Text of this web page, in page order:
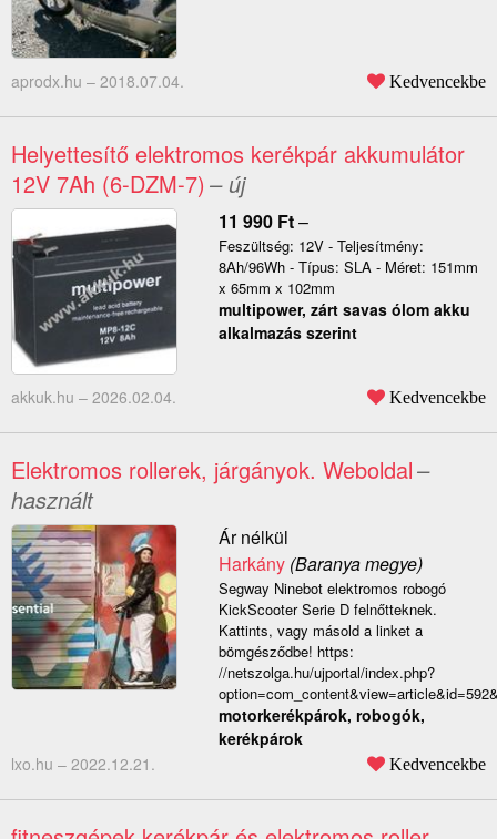
aprodx.hu – 2018.07.04. Kedvencekbe
Helyettesítő elektromos kerékpár akkumulátor
12V 7Ah (6-DZM-7) – új
11 990 Ft–
Feszültség: 12V - Teljesítmény:
8Ah/96Wh - Típus: SLA - Méret: 151mm
x 65mm x 102mm
multipower, zárt savas ólom akku
alkalmazás szerint
akkuk.hu – 2026.02.04. Kedvencekbe
Elektromos rollerek, járgányok. Weboldal–
használt
Ár nélkül
Harkány(Baranya megye)
Segway Ninebot elektromos robogó
KickScooter Serie D felnőtteknek.
Kattints, vagy másold a linket a
bömgésződbe! https:
//netszolga.hu/ujportal/index.php?
motorkerékpárok, robogók,
kerékpárok
lxo.hu – 2022.12.21. Kedvencekbe